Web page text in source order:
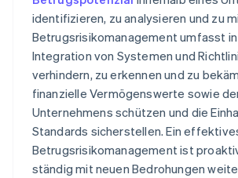
Technologieeinsatz
Überwachung und Anpassung
Kultur der Unterstützung
identifizieren, zu analysieren und zu
Betrugsrisikomanagement umfasst
Integration von Systemen und
verhindern, zu erkennen und zu
finanzielle Vermögenswerte sowie
Unternehmens schützen und die
Standards sicherstellen. Ein
Betrugsrisikomanagement ist
ständig mit neuen Bedrohungen